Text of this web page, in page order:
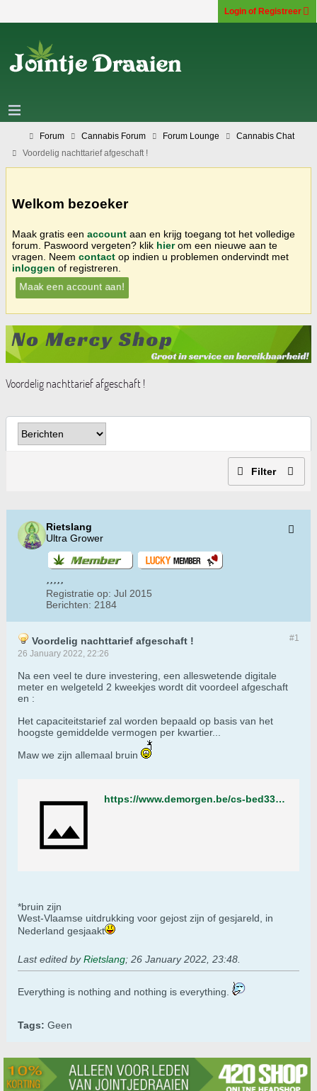
Login of Registreer
Forum Cannabis Forum Forum Lounge
Cannabis Chat
Voordelig nachttarief afgeschaft !
Welkom bezoeker
Maak gratis een account aan en krijg toegang tot het volledige
forum. Paswoord vergeten? klik hierom een nieuwe aan te
vragen. Neem contact op indien u problemen ondervindt met
inloggen of registreren.
Maak een account aan!
Voordelig nachttarief afgeschaft !
Filter
Rietslang
Ultra Grower
Registratie op: Jul 2015
Berichten: 2184
#1
Voordelig nachttarief afgeschaft !
26 January 2022, 22:26
Na een veel te dure investering, een alleswetende digitale
meter en welgeteld 2 kweekjes wordt dit voordeel afgeschaft
en :
Het capaciteitstarief zal worden bepaald op basis van het
hoogste gemiddelde vermogen per kwartier...
Maw we zijn allemaal bruin
https://www.demorgen.be/cs-bed33fcb
*bruin zijn
West-Vlaamse uitdrukking voor gejost zijn of gesjareld, in
Nederland gesjaakt
Last edited byRietslang; 26 January 2022, 23:48
​​​​​​Everything is nothing and nothing is everything.
Tags: Geen